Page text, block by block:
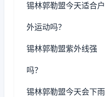
锡林郭勒盟今天适合户
外运动吗？
锡林郭勒盟紫外线强
吗？
锡林郭勒盟今天会下雨